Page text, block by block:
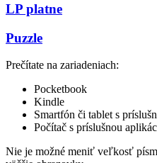
LP platne
Puzzle
Prečítate na zariadeniach:
Pocketbook
Kindle
Smartfón či tablet s
Počítač s príslušnou
Nie je možné meniť veľkosť